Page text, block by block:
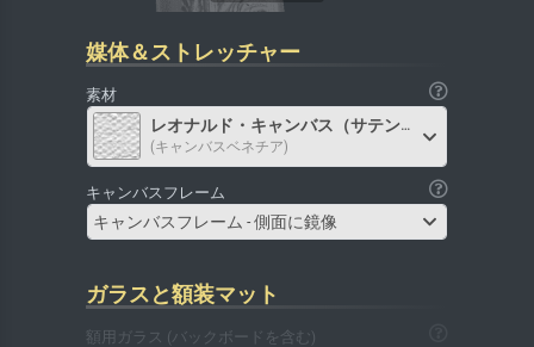
媒体＆ストレッチャー
素材
レオナルド・キャンバス（サテン）
(キャンバスベネチア)
キャンバスフレーム
キャンバスフレーム - 側面に鏡像
ガラスと額装マット
額用ガラス (バックボードを含む)